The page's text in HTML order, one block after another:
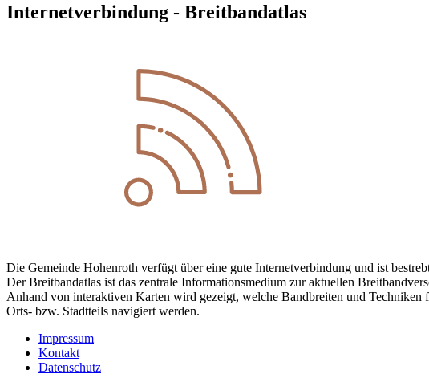
Internetverbindung - Breitbandatlas
Die Gemeinde Hohenroth verfügt über eine gute Internetverbindung und ist
Der Breitbandatlas ist das zentrale Informationsmedium zur aktuellen
Anhand von interaktiven Karten wird gezeigt, welche Bandbreiten und
Orts- bzw. Stadtteils navigiert werden.
Impressum
Kontakt
Datenschutz